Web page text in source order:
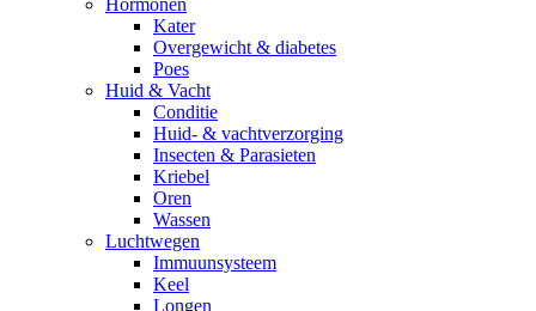
Hormonen
Kater
Overgewicht & diabetes
Poes
Huid & Vacht
Conditie
Huid- & vachtverzorging
Insecten & Parasieten
Kriebel
Oren
Wassen
Luchtwegen
Immuunsysteem
Keel
Longen